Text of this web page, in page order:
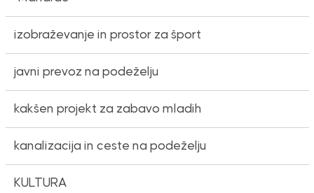
izobraževanje in prostor za šport
javni prevoz na podeželju
kakšen projekt za zabavo mladih
kanalizacija in ceste na podeželju
KULTURA